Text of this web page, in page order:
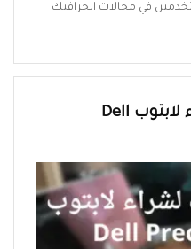
في مجالات الجرافيك
10 أسباب تدفعك لشراء لابتوب Dell